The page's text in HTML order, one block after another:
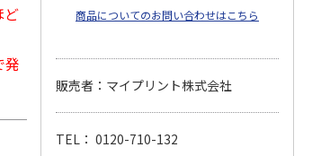
ど
発
商品についてのお問い合わせはこちら
販売者：マイプリント株式会社
TEL： 0120-710-132